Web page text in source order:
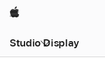
Apple
Studio Display